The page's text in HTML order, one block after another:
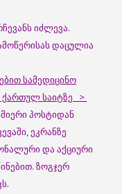
იძლევა.
დაცულია
სამედიცინო
საიტზე >
პოსტიდან
ეკრანზე
და აქციური
ზოგჯერ